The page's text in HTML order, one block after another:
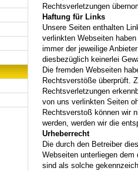
Rechtsverletzungen
Haftung für Links
Unsere Seiten enthalten
verlinkten Webseiten
immer der jeweilige
diesbezüglich keinerlei
Die fremden Webseiten
Rechtsverstöße überprüft.
Rechtsverletzungen
von uns verlinkten Seiten
Rechtsverstoß können wir
werden, werden wir die
Urheberrecht
Die durch den Betreiber
Webseiten unterliegen
sind als solche